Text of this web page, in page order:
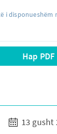
i disponueshëm
Hap PDF
13 gusht